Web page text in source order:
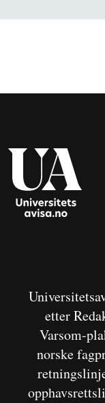
etter
Varsom-
norske